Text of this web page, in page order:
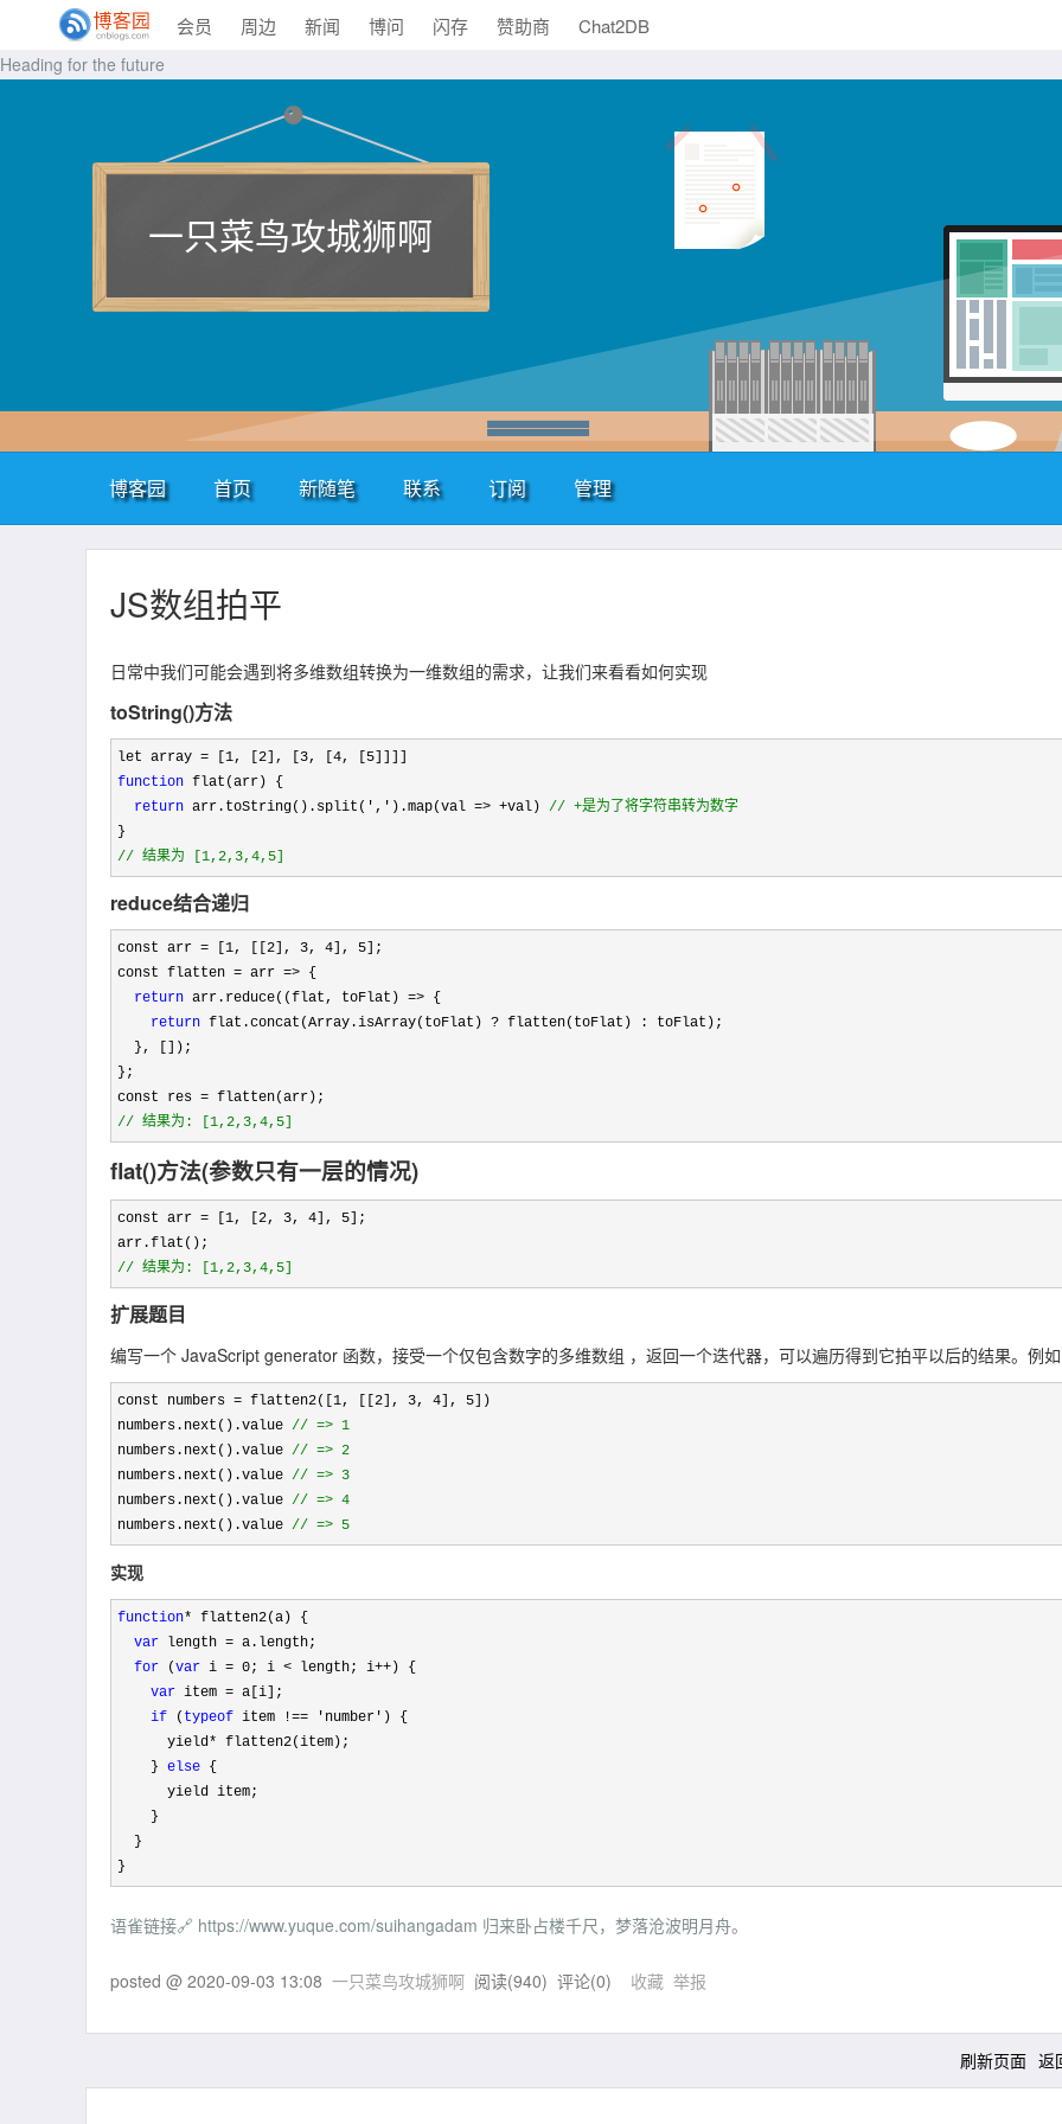
会员 周边 新闻 博问 闪存 赞助商 Chat2DB
Heading for the future
一只菜鸟攻城狮啊
博客园 首页 新随笔 联系 订阅 管理
JS数组拍平
日常中我们可能会遇到将多维数组转换为一维数组的需求，让我们来看看如何实现
toString()方法
let array = [1, [2], [3, [4, [5
function flat(arr) {
return arr.toString().split(',').map(val => +val) // +是为了将字符串转为数字
// 结果为 [1,2,3,4,5]
reduce结合递归
const arr = [1, [[2], 3, 4], 5 ];
const flatten = arr => {
return arr.reduce((flat, toFlat) => {
return flat.concat(Array.isArray(toFlat) ? flatten(toFlat) : toFlat);
};
const res =
// 结果为: [1,2,3,4,5]
flat()方法(参数只有一层的情况)
const arr = [1, [2, 3, 4], 5 ];
// 结果为: [1,2,3,4,5]
扩展题目
编写一个 JavaScript generator 函数，接受一个仅包含数字的多维数组 ，返回一个迭代器，可以遍历得到它拍平以后的结果。例
const numbers = flatten2([1, [[2], 3, 4], 5 ])
numbers.next().value // => 1
numbers.next().value // => 2
numbers.next().value // => 3
numbers.next().value // => 4
numbers.next().value // => 5
实现
function* flatten2(a) {
var length = a.length;
for (var i = 0; i < length; i++ ) {
var item = a[i];
if ( typeof item !== 'number' ) {
      yield
* flatten2(item);
    }
else {
}
语雀链接🔗 https://www.yuque.com/suihangadam 归来卧占楼千尺，梦落沧波明月舟。
posted @ 2020-09-03 13:08 一只菜鸟攻城狮啊 阅读(940) 评论(0) 收藏 举报
刷新页面 返